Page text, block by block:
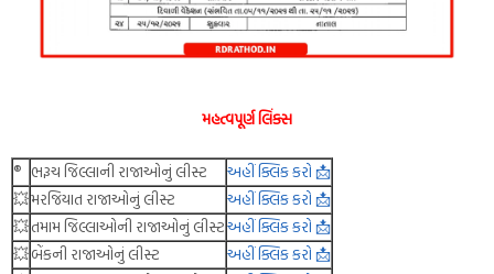
મહત્વપૂર્ણ લિંક્સ
®️ ભરૂચ જિલ્લાની રાજાઓનું લીસ્ટ
અહીં ક્લિક કરો 📩
💥મરજિયાત રાજાઓનું લીસ્ટ
અહીં ક્લિક કરો 📩
💥તમામ જિલ્લાઓની રાજાઓનું લીસ્ટઅહીં ક્લિક કરો 📩
💥બેંકની રાજાઓનું લીસ્ટ
અહીં ક્લિક કરો 📩